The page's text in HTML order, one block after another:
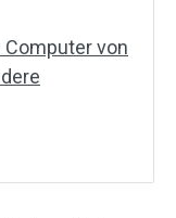
Computer von